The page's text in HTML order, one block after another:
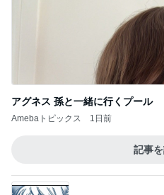
アグネス 孫と一緒に行くプール
Amebaトピックス 1日前
記事